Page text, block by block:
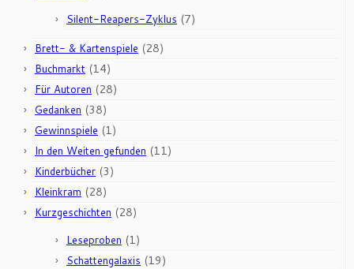
Silent-Reapers-Zyklus (7)
Brett- & Kartenspiele (28)
Buchmarkt (14)
Für Autoren (28)
Gedanken (38)
Gewinnspiele (1)
In den Weiten gefunden (11)
Kinderbücher (3)
Kleinkram (28)
Kurzgeschichten (28)
Leseproben (1)
Schattengalaxis (19)